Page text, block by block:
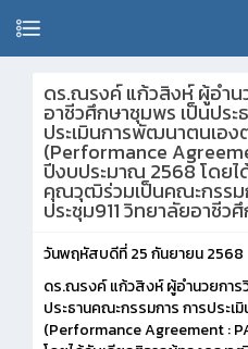
ดร.ณรงค์ แก้วสิงห์ ผู้อำน
อาชีวศึกษาชุมพร เป็นปร
ประเมินการพัฒนาตนเอ
(Performance
ปีงบประมาณ 2568 โดยไ
คุณวุฒิร่วมเป็นคณะกรรม
ประชุม911 วิทยาลัยอาชีว
วันพฤหัสบดีที่ 25 กันยายน 2568
ดร.ณรงค์ แก้วสิงห์ ผู้อำนวยการ
ประธานคณะกรรมการ การประ
(Performance Agreement :